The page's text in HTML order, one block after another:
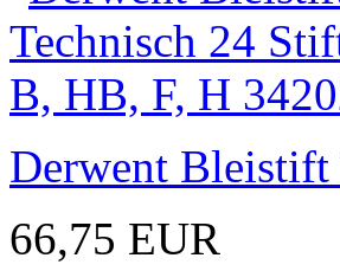
Derwent Bleistift
66,75 EUR